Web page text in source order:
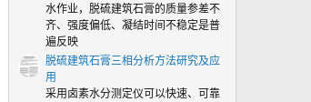
水作业，脱硫建筑石膏的质量参差不
齐、强度偏低、凝结时间不稳定是普
遍反映
脱硫建筑石膏三相分析方法研究及应
用
采用卤素水分测定仪可以快速、可靠